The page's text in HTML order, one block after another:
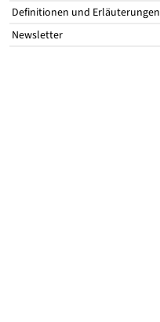
Definitionen und Erläuterungen
Newsletter